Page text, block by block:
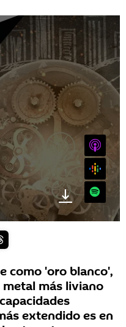
iTunes
Spotify
como 'oro blanco',
más liviano
extendido es en